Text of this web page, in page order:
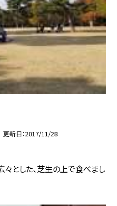
更新日 2017/11/28
々とした、芝生の上で食べまし